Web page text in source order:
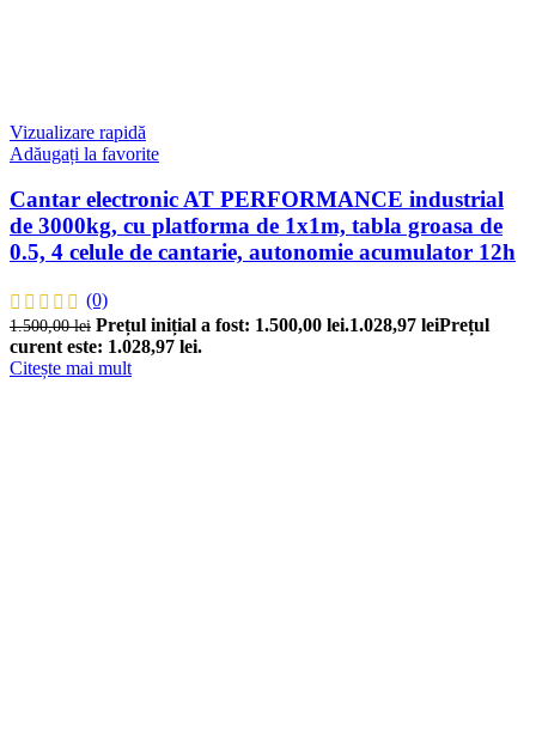
Vizualizare rapidă
Adăugați la favorite
Cantar electronic AT PERFORMANCE industrial
de 3000kg, cu platforma de 1x1m, tabla groasa de
0.5, 4 celule de cantarie, autonomie acumulator 12h
(0)
1.500,00lei Prețul inițial a fost: 1.500,00 lei.1.028,97 leiPrețul
curent este: 1.028,97 lei.
Citește mai mult